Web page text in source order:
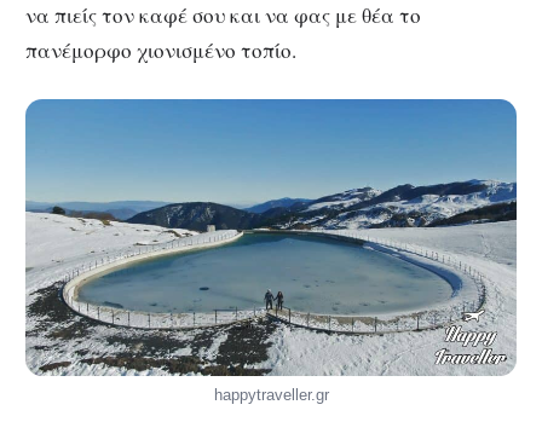
να πιείς τον καφέ σου και να φας με θέα το
πανέμορφο χιονισμένο τοπίο.
happytraveller.gr